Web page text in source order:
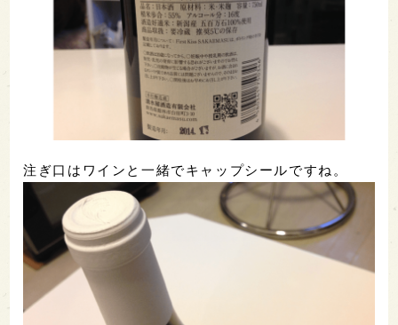
注ぎ口はワインと一緒でキャップシールですね。